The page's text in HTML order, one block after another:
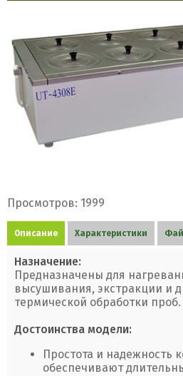
Просмотров: 1999
Описание Характеристики
Назначение:
Предназначены для
высушивания, экстракции и
термической обработки проб.
Достоинства модели:
Простота и надежность
обеспечивают